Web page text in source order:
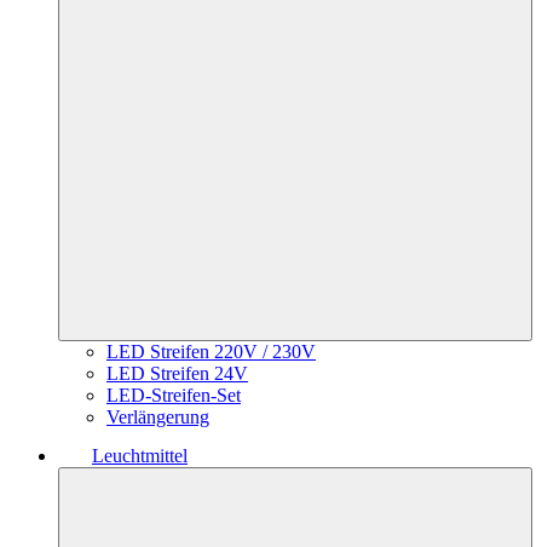
LED Streifen 220V / 230V
LED Streifen 24V
LED-Streifen-Set
Verlängerung
Leuchtmittel